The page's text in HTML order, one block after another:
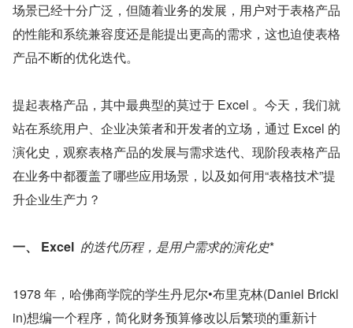
场景已经十分广泛，但随着业务的发展，用户对于表格产品
的性能和系统兼容度还是能提出更高的需求，这也迫使表格
产品不断的优化迭代。
提起表格产品，其中最典型的莫过于 Excel 。今天，我们就
站在系统用户、企业决策者和开发者的立场，通过 Excel 的
演化史，观察表格产品的发展与需求迭代、现阶段表格产品
在业务中都覆盖了哪些应用场景，以及如何用“表格技术”提
升企业生产力？
一、 Excel 的迭代历程，是用户需求的演化史*
1978 年，哈佛商学院的学生丹尼尔•布里克林(Daniel Brickl
in)想编一个程序，简化财务预算修改以后繁琐的重新计